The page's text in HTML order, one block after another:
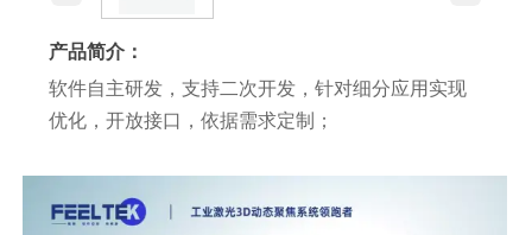
产品简介：
软件自主研发，支持二次开发，针对细分应用实现
优化，开放接口，依据需求定制；